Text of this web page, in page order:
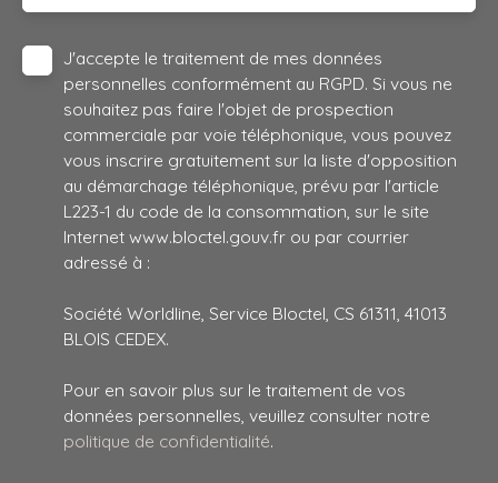
J'accepte le traitement de mes données
personnelles conformément au RGPD. Si vous ne
souhaitez pas faire l'objet de prospection
commerciale par voie téléphonique, vous pouvez
vous inscrire gratuitement sur la liste d'opposition
au démarchage téléphonique, prévu par l'article
L223-1 du code de la consommation, sur le site
Internet www.bloctel.gouv.fr ou par courrier
adressé à :
Société Worldline, Service Bloctel, CS 61311, 41013
BLOIS CEDEX.
Pour en savoir plus sur le traitement de vos
données personnelles, veuillez consulter notre
politique de confidentialité.